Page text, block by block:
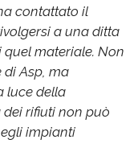
contattato il
a una ditta
materiale. Non
di Asp, ma
luce della
rifiuti non può
impianti